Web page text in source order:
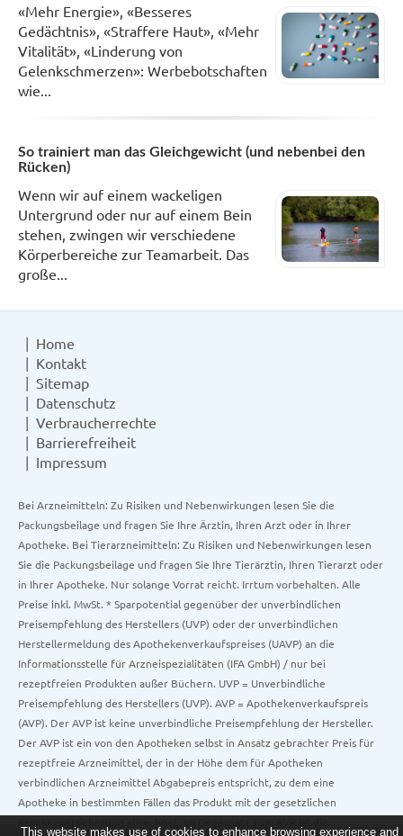
«Mehr Energie», «Besseres
Gedächtnis», «Straffere Haut», «Mehr
Vitalität», «Linderung von
Gelenkschmerzen»: Werbebotschaften
wie...
So trainiert man das Gleichgewicht (und nebenbei den
Rücken)
Wenn wir auf einem wackeligen
Untergrund oder nur auf einem Bein
stehen, zwingen wir verschiedene
Körperbereiche zur Teamarbeit. Das
große...
Home
Kontakt
Sitemap
Datenschutz
Verbraucherrechte
Barrierefreiheit
Impressum
Bei Arzneimitteln: Zu Risiken und Nebenwirkungen lesen Sie die
Packungsbeilage und fragen Sie Ihre Ärztin, Ihren Arzt oder in Ihrer
Apotheke. Bei Tierarzneimitteln: Zu Risiken und Nebenwirkungen lesen
Sie die Packungsbeilage und fragen Sie Ihre Tierärztin, Ihren Tierarzt oder
in Ihrer Apotheke. Nur solange Vorrat reicht. Irrtum vorbehalten. Alle
Preise inkl. MwSt. * Sparpotential gegenüber der unverbindlichen
Preisempfehlung des Herstellers (UVP) oder der unverbindlichen
Herstellermeldung des Apothekenverkaufspreises (UAVP) an die
Informationsstelle für Arzneispezialitäten (IFA GmbH) / nur bei
rezeptfreien Produkten außer Büchern. UVP = Unverbindliche
Preisempfehlung des Herstellers (UVP). AVP = Apothekenverkaufspreis
(AVP). Der AVP ist keine unverbindliche Preisempfehlung der Hersteller.
Der AVP ist ein von den Apotheken selbst in Ansatz gebrachter Preis für
rezeptfreie Arzneimittel, der in der Höhe dem für Apotheken
verbindlichen Arzneimittel Abgabepreis entspricht, zu dem eine
Apotheke in bestimmten Fällen das Produkt mit der gesetzlichen
This website makes use of cookies to enhance browsing experience and